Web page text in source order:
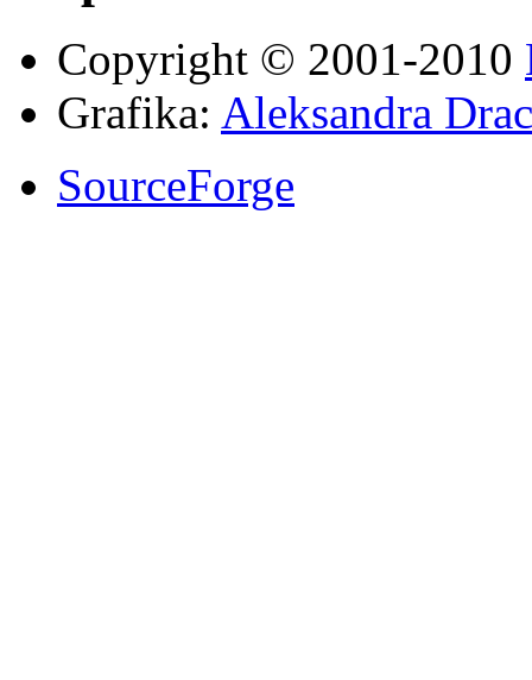
Copyright © 2001-2010
Grafika: Aleksandra
SourceForge